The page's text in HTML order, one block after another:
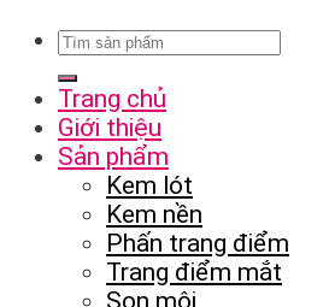
Trang chủ
Giới thiệu
Sản phẩm
Kem lót
Kem nền
Phấn trang điểm
Trang điểm mắt
Son môi